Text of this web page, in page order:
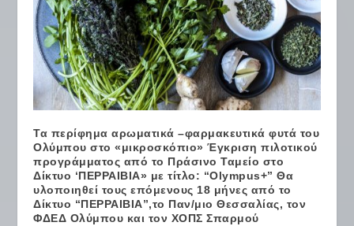
Τα περίφημα αρωματικά –φαρμακευτικά φυτά του
Ολύμπου στο «μικροσκόπιο» Έγκριση πιλοτικού
προγράμματος από το Πράσινο Ταμείο στο
Δίκτυο ‘ΠΕΡΡΑΙΒΙΑ» με τίτλο: “Olympus+” Θα
υλοποιηθεί τους επόμενους 18 μήνες από το
Δίκτυο “ΠΕΡΡΑΙΒΙΑ”,το Παν/μιο Θεσσαλίας, τον
ΦΔΕΔ Ολύμπου και τον ΧΟΠΣ Σπαρμού